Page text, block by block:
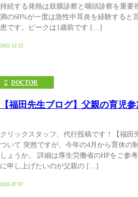
持続する発熱は鼓膜診察と咽頭診察を重要
満の60%が一度は急性中耳炎を経験すると
患です。ピークは1歳前です […]
2025.12.22
DOCTOR
【福田先生ブログ】父親の育児
クリックスタッフ、代行投稿です！【福田
ついて 突然ですが、今年の4月から育休の
しょうか。 詳細は厚生労働省のHPをご参
に申し上げたいのが父親の […]
2025.07.07